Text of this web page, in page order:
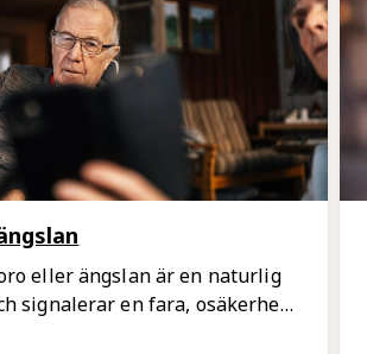
eller ängslan är en naturlig
signalerar en fara, osäkerhet